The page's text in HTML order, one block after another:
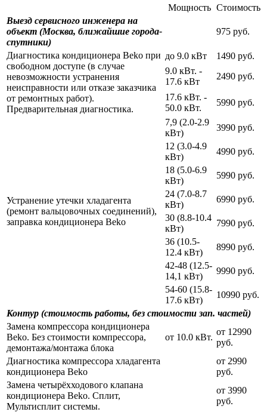
Мощность Стоимость
Выезд сервисного инженера на
объект (Москва, ближайшие города-
спутники)
975 руб.
Диагностика кондиционера Beko при
свободном доступе (в случае
невозможности устранения
неисправности или отказе заказчика
от ремонтных работ).
Предварительная диагностика.
до 9.0 кВт
1490 руб.
9.0 кВт. -
17.6 кВт
2490 руб.
17.6 кВт. -
50.0 кВт.
5990 руб.
Устранение утечки хладагента
(ремонт вальцовочных соединений),
заправка кондиционера Beko
7,9 (2.0-2.9
кВт)
3990 руб.
12 (3.0-4.9
кВт)
4990 руб.
18 (5.0-6.9
кВт)
5990 руб.
24 (7.0-8.7
кВт)
6990 руб.
30 (8.8-10.4
кВт)
7990 руб.
36 (10.5-
12.4 кВт)
8990 руб.
42-48 (12.5-
14,1 кВт)
9990 руб.
54-60 (15.8-
17.6 кВт)
10990 руб.
Контур (стоимость работы, без стоимости зап. частей)
Замена компрессора кондиционера
Beko. Без стоимости компрессора,
демонтажа/монтажа блока
от 10.0 кВт.
от 12990
руб.
Диагностика компрессора хладагента
кондиционера Beko
от 2990
руб.
Замена четырёхходового клапана
кондиционера Beko. Сплит,
Мультисплит системы.
от 3990
руб.